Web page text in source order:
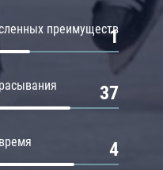
преимуществ
1
37
4